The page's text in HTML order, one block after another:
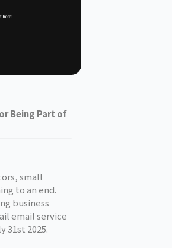
Being Part of
small
to an end.
business
email service
31st 2025.